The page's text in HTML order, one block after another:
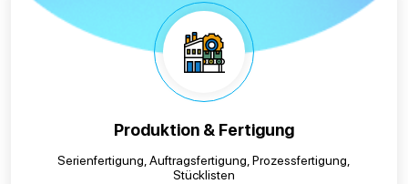
Produktion & Fertigung
Serienfertigung, Auftragsfertigung, Prozessfertigung,
Stücklisten